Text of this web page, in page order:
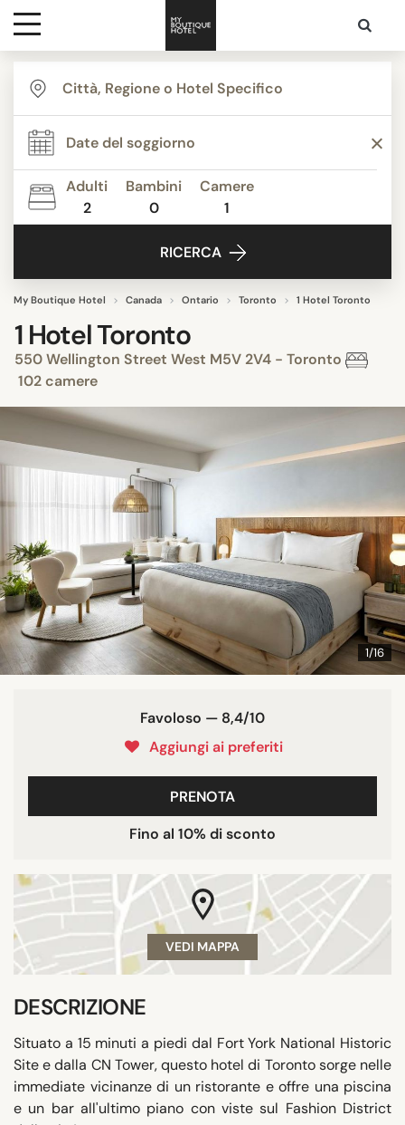
Destinazioni
Ispirazione
Contatti
Adulti
2
Bambini
0
Camere
1
RICERCA
My Boutique Hotel Canada Ontario Toronto 1 Hotel Toronto
1 Hotel Toronto
550 Wellington Street West M5V 2V4 - Toronto
102 camere
1/16
Favoloso — 8,4/10
Aggiungi ai preferiti
PRENOTA
Fino al 10% di sconto
VEDI MAPPA
DESCRIZIONE
Situato a 15 minuti a piedi dal Fort York National Historic
Site e dalla CN Tower, questo hotel di Toronto sorge nelle
immediate vicinanze di un ristorante e offre una piscina
e un bar all'ultimo piano con viste sul Fashion District